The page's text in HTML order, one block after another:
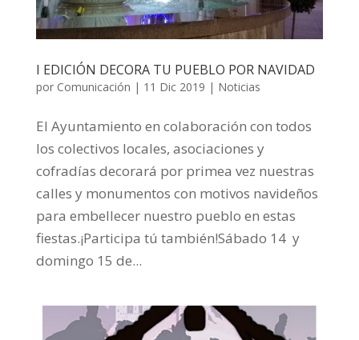
I EDICIÓN DECORA TU PUEBLO POR NAVIDAD
por Comunicación | 11 Dic 2019 | Noticias
El Ayuntamiento en colaboración con todos
los colectivos locales, asociaciones y
cofradías decorará por primea vez nuestras
calles y monumentos con motivos navideños
para embellecer nuestro pueblo en estas
fiestas.¡Participa tú también!Sábado 14 y
domingo 15 de...